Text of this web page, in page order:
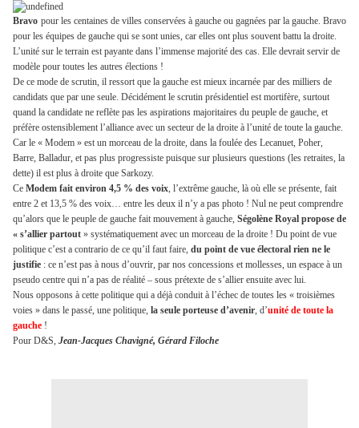
Bravo pour les centaines de villes conservées à gauche ou gagnées par la gauche. Bravo
pour les équipes de gauche qui se sont unies, car elles ont plus souvent battu la droite.
L’unité sur le terrain est payante dans l’immense majorité des cas. Elle devrait servir de
modèle pour toutes les autres élections !
De ce mode de scrutin, il ressort que la gauche est mieux incarnée par des milliers de
candidats que par une seule. Décidément le scrutin présidentiel est mortifère, surtout
quand la candidate ne reflète pas les aspirations majoritaires du peuple de gauche, et
préfère ostensiblement l’alliance avec un secteur de la droite à l’unité de toute la gauche.
Car le « Modem » est un morceau de la droite, dans la foulée des Lecanuet, Poher,
Barre, Balladur, et pas plus progressiste puisque sur plusieurs questions (les retraites, la
dette) il est plus à droite que Sarkozy.
Ce Modem fait environ 4,5 % des voix, l’extrême gauche, là où elle se présente, fait
entre 2 et 13,5 % des voix… entre les deux il n’y a pas photo ! Nul ne peut comprendre
qu’alors que le peuple de gauche fait mouvement à gauche, Ségolène Royal propose de
« s’allier partout » systématiquement avec un morceau de la droite ! Du point de vue
politique c’est a contrario de ce qu’il faut faire, du point de vue électoral rien ne le
justifie : ce n’est pas à nous d’ouvrir, par nos concessions et mollesses, un espace à un
pseudo centre qui n’a pas de réalité – sous prétexte de s’allier ensuite avec lui.
Nous opposons à cette politique qui a déjà conduit à l’échec de toutes les « troisièmes
voies » dans le passé, une politique, la seule porteuse d’avenir, d’unité de toute la
gauche !
Pour D&S, Jean-Jacques Chavigné, Gérard Filoche